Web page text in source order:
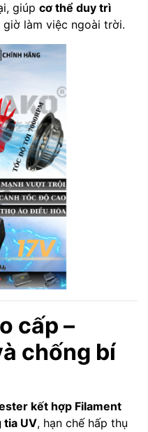
giúp cơ thể duy trì
giờ làm việc ngoài trời.
cấp –
chống bí
kết hợp Filament
tia UV, hạn chế hấp thụ